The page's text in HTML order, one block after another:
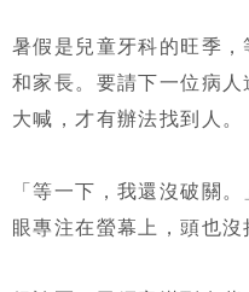
暑假是兒童牙科的旺季
和家長。要請下一位病
大喊，才有辦法找到人。
「等一下，我還沒破關
眼專注在螢幕上，頭也沒